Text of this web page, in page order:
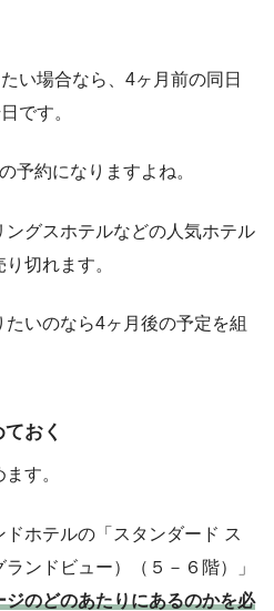
い場合なら、4ヶ月前の同日
です。
予約になりますよね。
ングスホテルなどの人気ホテル
切れます。
いのなら4ヶ月後の予定を組
おく
す。
ホテルの「スタンダード ス
ンドビュー）（５－６階）」
ジのどのあたりにあるのかを必